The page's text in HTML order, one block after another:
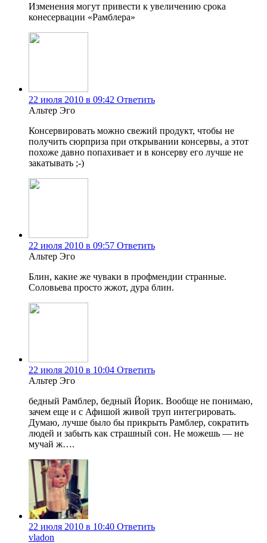
Изменения могут привести к увеличению срока
конесервации «Рамблера»
22 июля 2010 в 09:42 Ответить
Альтер Эго
Консервировать можно свежий продукт, чтобы не
получить сюрприза при открывании консервы, а этот
похоже давно попахивает и в консерву его лучше не
закатывать ;-)
22 июля 2010 в 09:57 Ответить
Альтер Эго
Блин, какие же чуваки в профмендии странные.
Соловьева просто жжот, дура блин.
22 июля 2010 в 10:04 Ответить
Альтер Эго
бедный Рамблер, бедный Йорик. Вообще не понимаю,
зачем еще и с Афишой живой труп интегрировать.
Думаю, лучше было бы прикрыть Рамблер, сократить
людей и забыть как страшный сон. Не можешь — не
мучай ж….
22 июля 2010 в 10:40 Ответить
vladon